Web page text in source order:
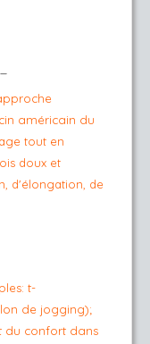
américain du
tout en
doux et
d'élongation, de
t-
de jogging);
du confort dans